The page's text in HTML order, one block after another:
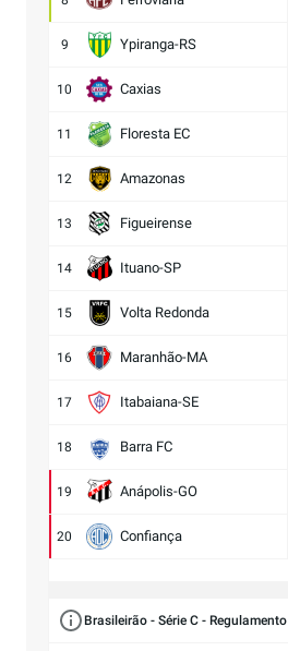
9 Ypiranga-RS
10 Caxias
11 Floresta EC
12 Amazonas
13 Figueirense
14 Ituano-SP
15 Volta Redonda
16 Maranhão-MA
17 Itabaiana-SE
18 Barra FC
19 Anápolis-GO
20 Confiança
Brasileirão - Série C - Regulamento